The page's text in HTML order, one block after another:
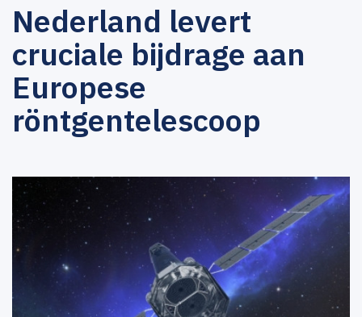
Nederland levert
cruciale bijdrage aan
Europese
röntgentelescoop